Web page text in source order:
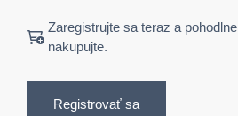
Zaregistrujte sa teraz a pohodlne
nakupujte.
Registrovať sa